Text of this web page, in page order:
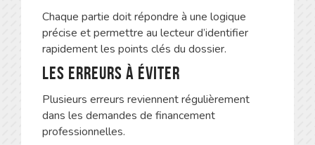
Chaque partie doit répondre à une logique
précise et permettre au lecteur d’identifier
rapidement les points clés du dossier.
Les erreurs à éviter
Plusieurs erreurs reviennent régulièrement
dans les demandes de financement
professionnelles.